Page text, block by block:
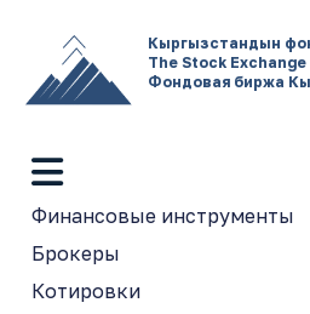
Кыргызстандын
The Stock
Фондовая биржа
Финансовые инструменты
Брокеры
Котировки